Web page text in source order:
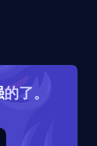
的了。